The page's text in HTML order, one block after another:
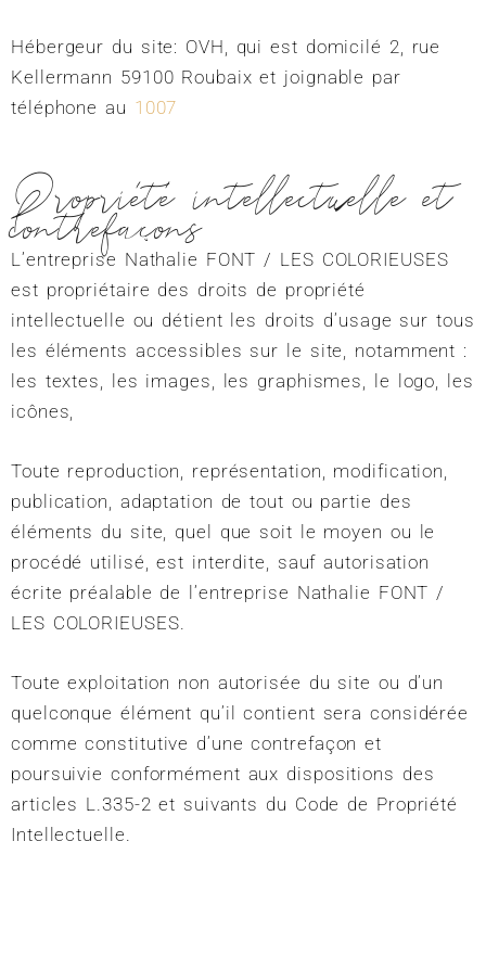
Hébergeur du site: OVH, qui est domicilé 2, rue
Kellermann 59100 Roubaix et joignable par
téléphone au 1007
Propriété intellectuelle et
contrefaçons
L’entreprise Nathalie FONT / LES COLORIEUSES
est propriétaire des droits de propriété
intellectuelle ou détient les droits d’usage sur tous
les éléments accessibles sur le site, notamment :
les textes, les images, les graphismes, le logo, les
icônes,
Toute reproduction, représentation, modification,
publication, adaptation de tout ou partie des
éléments du site, quel que soit le moyen ou le
procédé utilisé, est interdite, sauf autorisation
écrite préalable de l’entreprise Nathalie FONT /
LES COLORIEUSES.
Toute exploitation non autorisée du site ou d’un
quelconque élément qu’il contient sera considérée
comme constitutive d’une contrefaçon et
poursuivie conformément aux dispositions des
articles L.335-2 et suivants du Code de Propriété
Intellectuelle.